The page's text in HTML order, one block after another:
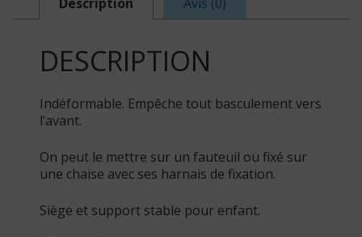
DESCRIPTION
Indéformable. Empêche tout basculement vers
l’avant.
On peut le mettre sur un fauteuil ou fixé sur
une chaise avec ses harnais de fixation.
Siège et support stable pour enfant.